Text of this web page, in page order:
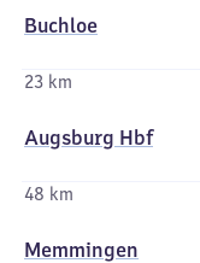
Buchloe
23 km
Augsburg Hbf
48 km
Memmingen